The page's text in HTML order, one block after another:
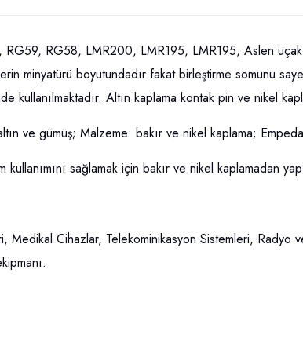
RG58, LMR200, LMR195, LMR195, Aslen
minyatürü boyutundadır fakat birleştirme somunu
kullanılmaktadır. Altın kaplama kontak pin ve nikel
ve gümüş; Malzeme: bakır ve nikel kaplama;
sağlamak için bakır ve nikel kaplamadan
Medikal Cihazlar, Telekominikasyon Sistemleri, Radyo